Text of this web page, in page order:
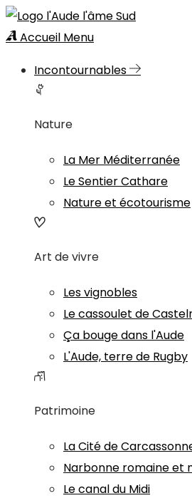
Accueil Menu
Incontournables
Nature
La Mer Méditerranée
Le Sentier Cathare
Nature et écotourisme
Art de vivre
Les vignobles
Le cassoulet de
Ça bouge dans l'Aude
L'Aude, terre de Rugby
Patrimoine
La Cité de
Narbonne romaine et
Le canal du Midi